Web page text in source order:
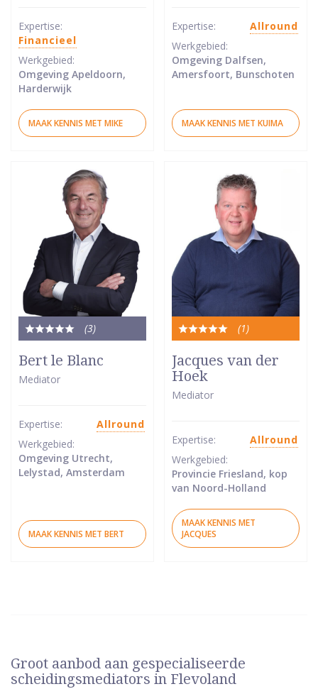
Expertise:
Financieel
Werkgebied:
Omgeving Apeldoorn,
Harderwijk
MAAK KENNIS MET MIKE
Expertise:
Allround
Werkgebied:
Omgeving Dalfsen,
Amersfoort, Bunschoten
MAAK KENNIS MET KUIMA
(3)
Totale
5
van
Bert le Blanc
Mediator
Expertise:
Allround
Werkgebied:
Omgeving Utrecht,
Lelystad, Amsterdam
MAAK KENNIS MET BERT
(1)
Totale
5
van
5
Jacques van der
Hoek
Mediator
Expertise:
Allround
Werkgebied:
Provincie Friesland, kop
van Noord-Holland
MAAK KENNIS MET
JACQUES
Groot aanbod aan gespecialiseerde
scheidingsmediators in Flevoland